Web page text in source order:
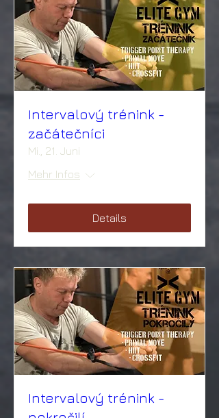
Intervalový trénink -
začátečníci
Mi., 21. Juni
Mehr Infos
Details
Intervalový trénink -